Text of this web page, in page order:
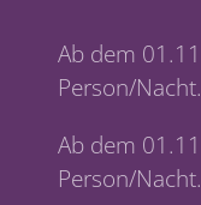
Ab dem
Person/Nacht.
Ab dem
Person/Nacht.